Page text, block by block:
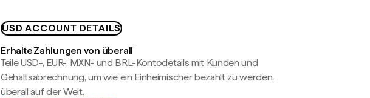
USD ACCOUNT DETAILS
Erhalte Zahlungen von überall
Teile USD-, EUR-, MXN- und BRL-Kontodetails mit Kunden und
Gehaltsabrechnung, um wie ein Einheimischer bezahlt zu werden,
überall auf der Welt.